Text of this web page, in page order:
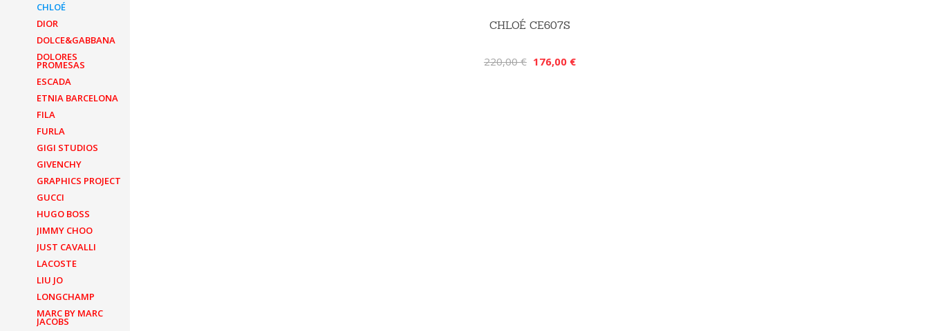
CHLOÉ
DIOR
DOLCE&GABBANA
DOLORES
PROMESAS
ESCADA
ETNIA BARCELONA
FILA
FURLA
GIGI STUDIOS
GIVENCHY
GRAPHICS PROJECT
GUCCI
HUGO BOSS
JIMMY CHOO
JUST CAVALLI
LACOSTE
LIU JO
LONGCHAMP
MARC BY MARC
JACOBS
CHLOÉ CE607S
220,00 € 176,00 €